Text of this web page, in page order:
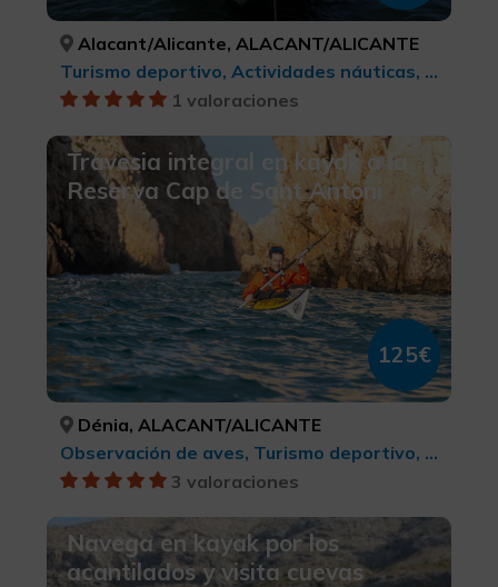
Alacant/Alicante, ALACANT/ALICANTE
Turismo deportivo, Actividades náuticas, Turismo activo-aventura
1 valoraciones
Travesia integral en kayak a la
Reserva Cap de Sant Antoni
125€
Dénia, ALACANT/ALICANTE
Observación de aves, Turismo deportivo, Ecoturismo, Parques Naturales, Turismo cultural, Turismo rural y natural, Turismo activo-aventura, Actividades náuticas
3 valoraciones
Navega en kayak por los
acantilados y visita cuevas